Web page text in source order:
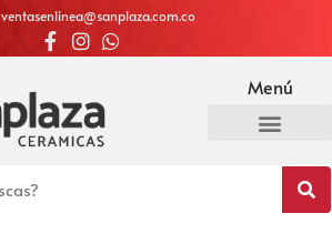
ventasenlinea@sanplaza.com.co
Menú